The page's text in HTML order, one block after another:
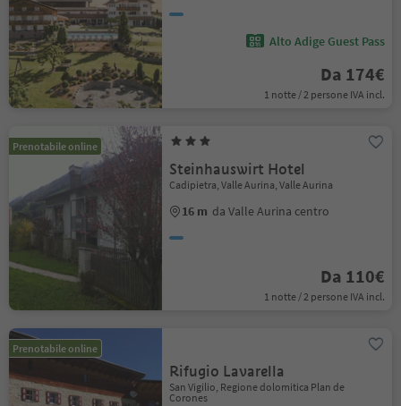
Alto Adige Guest Pass
Da 174€
1 notte / 2 persone IVA incl.
Prenotabile online
Steinhauswirt Hotel
Cadipietra, Valle Aurina, Valle Aurina
16 m da Valle Aurina centro
Da 110€
1 notte / 2 persone IVA incl.
Prenotabile online
Rifugio Lavarella
San Vigilio, Regione dolomitica Plan de
Corones